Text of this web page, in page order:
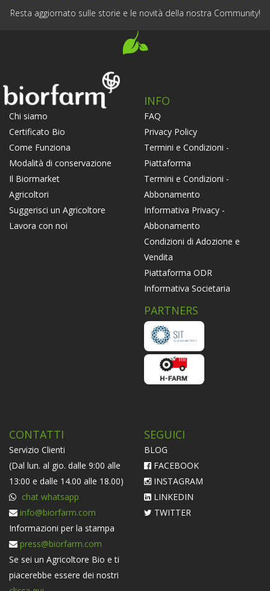
Resta aggiornato sulle storie e le novità della nostra Community!
Chi siamo
Certificato Bio
Come Funziona
Modalità di conservazione
Il Biormarket
Agricoltori
Suggerisci un Agricoltore
Lavora con noi
INFO
FAQ
Privacy Policy
Termini e Condizioni -
Piattaforma
Termini e Condizioni -
Abbonamento
Informativa Privacy -
Abbonamento
Condizioni di Adozione e
Vendita
Piattaforma ODR
Informativa Societaria
PARTNERS
CONTATTI
Servizio Clienti
(Dal lun. al gio. dalle 9:00 alle
13:00 e dalle 14.00 alle 18.00)
chat whatsapp
info@biorfarm.com
Informazioni per la stampa
press@biorfarm.com
Se sei un Agricoltore Bio e ti
piacerebbe essere dei nostri
SEGUICI
BLOG
FACEBOOK
INSTAGRAM
LINKEDIN
TWITTER